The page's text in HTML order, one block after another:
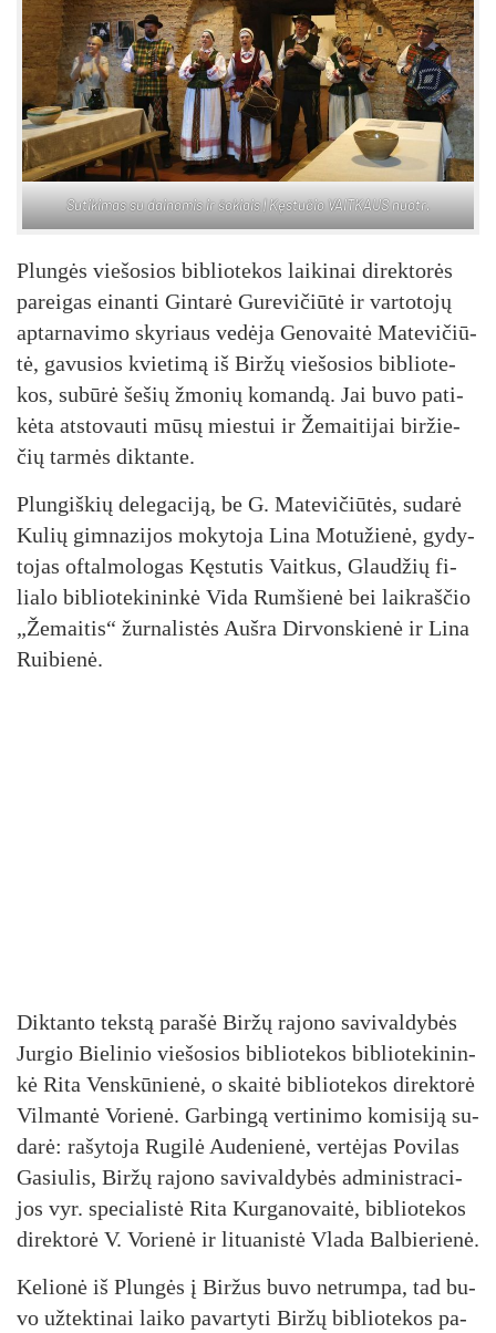
Su­ti­ki­mas su dai­no­mis ir šo­kiais | Kęs­tu­čio VAIT­KAUS nuo­tr.
Plun­gės vie­šo­sios bib­lio­te­kos lai­ki­nai di­rek­to­rės
pa­rei­gas ei­nan­ti Gin­ta­rė Gu­re­vi­čiū­tė ir var­to­to­jų
ap­tar­na­vi­mo sky­riaus ve­dė­ja Ge­no­vai­tė Ma­te­vi­čiū­
tė, ga­vu­sios kvie­ti­mą iš Bir­žų vie­šo­sios bib­lio­te­
kos, su­bū­rė še­šių žmo­nių ko­man­dą. Jai bu­vo pa­ti­
kė­ta at­sto­vau­ti mū­sų mies­tui ir Že­mai­ti­jai bir­žie­
čių tar­mės dik­tan­te.
Plun­giš­kių de­le­ga­ci­ją, be G. Ma­te­vi­čiū­tės, su­da­rė
Ku­lių gim­na­zi­jos mo­ky­to­ja Li­na Mo­tu­žie­nė, gy­dy­
to­jas of­tal­mo­lo­gas Kęs­tu­tis Vait­kus, Glau­džių fi­
lia­lo bib­lio­te­ki­nin­kė Vi­da Rum­šie­nė bei laik­raš­čio
„Že­mai­tis“ žur­na­lis­tės Auš­ra Dir­vons­kie­nė ir Li­na
Rui­bie­nė.
Dik­tan­to teks­tą pa­ra­šė Bir­žų ra­jo­no sa­vi­val­dy­bės
Jur­gio Bie­li­nio vie­šo­sios bib­lio­te­kos bib­lio­te­ki­nin­
kė Ri­ta Vens­kū­nie­nė, o skai­tė bib­lio­te­kos di­rek­to­rė
Vil­man­tė Vo­rie­nė. Gar­bin­gą ver­ti­ni­mo ko­mi­si­ją su­
da­rė: ra­šy­to­ja Ru­gi­lė Au­de­nie­nė, ver­tė­jas Po­vi­las
Ga­siu­lis, Bir­žų ra­jo­no sa­vi­val­dy­bės ad­mi­nist­ra­ci­
jos vyr. spe­cia­lis­tė Ri­ta Kur­ga­no­vai­tė, bib­lio­te­kos
di­rek­to­rė V. Vo­rie­nė ir li­tua­nis­tė Vla­da Bal­bie­rie­nė.
Ke­lio­nė iš Plun­gės į Bir­žus bu­vo ne­trum­pa, tad bu­
vo už­tek­ti­nai lai­ko pa­var­ty­ti Bir­žų bib­lio­te­kos pa­